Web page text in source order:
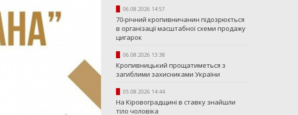
06.08.2026 14:57
70-річний кропивничанин підозрюється
в організації масштабної схеми продажу
цигарок
06.08.2026 13:38
Кропивницький прощатиметься з
загиблими захисниками України
05.08.2026 14:44
На Кіровоградщині в ставку знайшли
тіло чоловіка